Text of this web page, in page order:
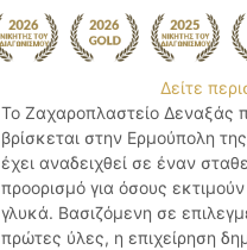
Δείτε
Το Ζαχαροπλαστείο Δεναξάς
βρίσκεται στην Ερμούπολη
έχει αναδειχθεί σε έναν
προορισμό για όσους
γλυκά. Βασιζόμενη σε
πρώτες ύλες, η επιχείρηση